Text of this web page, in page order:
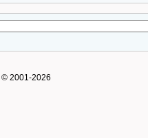
© 2001-2026